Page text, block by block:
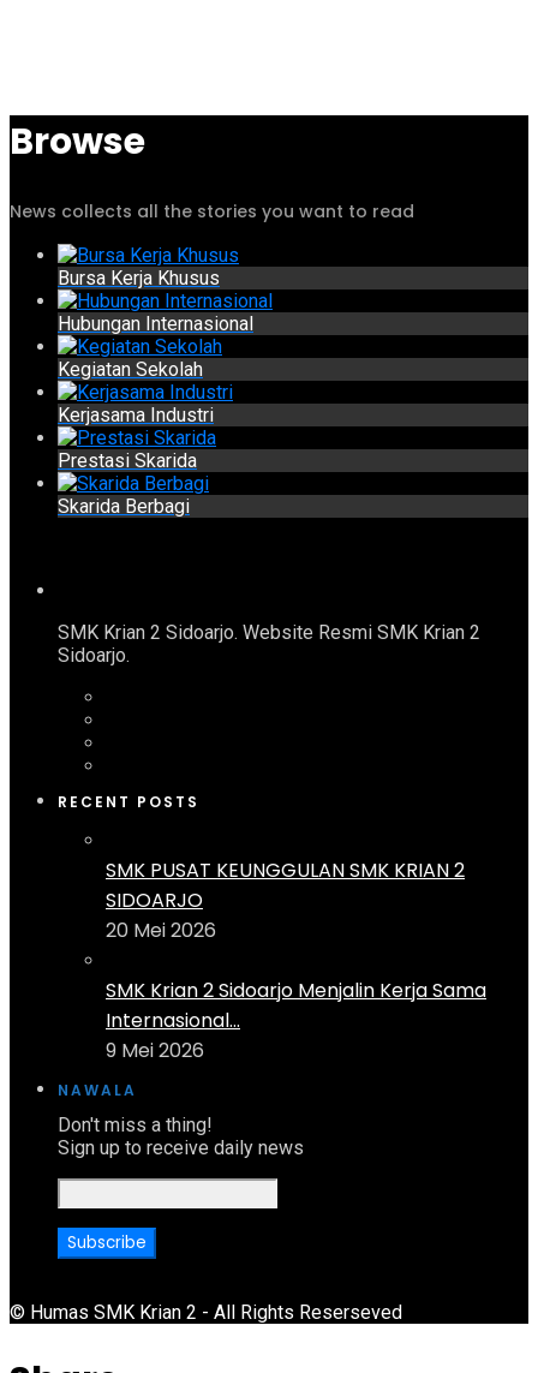
Browse
News collects all the stories you want to read
Bursa Kerja Khusus
Hubungan Internasional
Kegiatan Sekolah
Kerjasama Industri
Prestasi Skarida
Skarida Berbagi
SMK Krian 2 Sidoarjo. Website Resmi SMK Krian 2
Sidoarjo.
RECENT POSTS
SMK PUSAT KEUNGGULAN SMK KRIAN 2
SIDOARJO
20 Mei 2026
SMK Krian 2 Sidoarjo Menjalin Kerja Sama
Internasional...
9 Mei 2026
NAWALA
Don't miss a thing!
Sign up to receive daily news
© Humas SMK Krian 2 - All Rights Reserseved